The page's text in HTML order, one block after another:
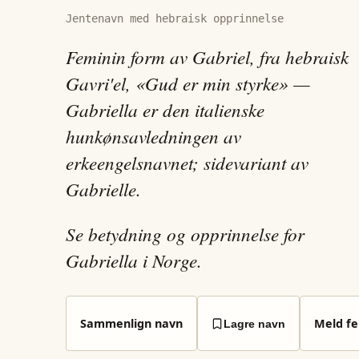
Jentenavn med hebraisk opprinnelse
Feminin form av Gabriel, fra hebraisk
Gavri'el, «Gud er min styrke» —
Gabriella er den italienske
hunkønsavledningen av
erkeengelsnavnet; sidevariant av
Gabrielle.
Se betydning og opprinnelse for
Gabriella i Norge.
Sammenlign navn Lagre navn Meld